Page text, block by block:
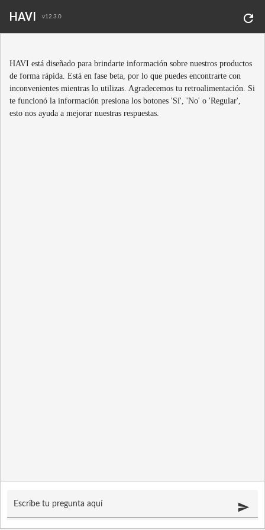
HAVI v12.3.0 refresh
HAVI está diseñado para brindarte información sobre nuestros productos
de forma rápida. Está en fase beta, por lo que puedes encontrarte con
inconvenientes mientras lo utilizas. Agradecemos tu retroalimentación. Si
te funcionó la información presiona los botones 'Sí', 'No' o 'Regular',
esto nos ayuda a mejorar nuestras respuestas.
Escribe tu pregunta aquí send